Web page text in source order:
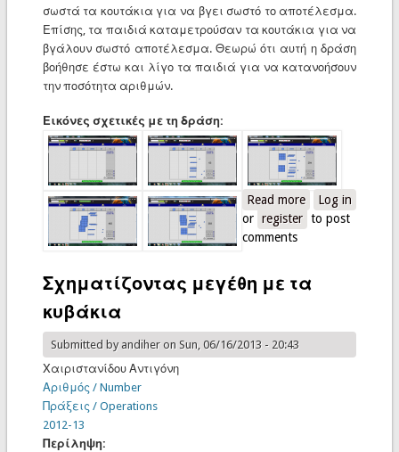
σωστά τα κουτάκια για να βγει σωστό το αποτέλεσμα.
Επίσης, τα παιδιά καταμετρούσαν τα κουτάκια για να
βγάλουν σωστό αποτέλεσμα. Θεωρώ ότι αυτή η δράση
βοήθησε έστω και λίγο τα παιδιά για να κατανοήσουν
την ποσότητα αριθμών.
Εικόνες σχετικές με τη δράση:
Read moreabout Αριθμοί
και ποσότητες
Log in
or register to post
comments
Σχηματίζοντας μεγέθη με τα
κυβάκια
Submitted by andiheron Sun, 06/16/2013 - 20:43
Χαιριστανίδου Αντιγόνη
Αριθμός / Number
Πράξεις / Operations
2012-13
Περίληψη: